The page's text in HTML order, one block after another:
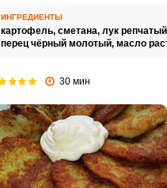
ИНГРЕДИЕНТЫ
картофель, сметана, лук
перец чёрный молотый, масло
30 мин